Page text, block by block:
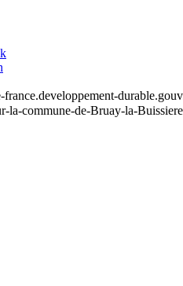
la-commune-de-Bruay-la-